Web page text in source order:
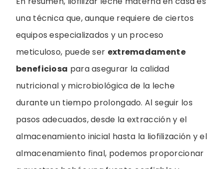
una técnica que, aunque requiere de ciertos
equipos especializados y un proceso
meticuloso, puede ser extremadamente
beneficiosa para asegurar la calidad
nutricional y microbiológica de la leche
durante un tiempo prolongado. Al seguir los
pasos adecuados, desde la extracción y el
almacenamiento inicial hasta la liofilización y el
almacenamiento final, podemos proporcionar